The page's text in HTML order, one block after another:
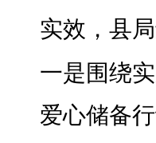
实效 ， 县
一是围绕
爱心储备